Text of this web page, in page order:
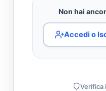
Non hai
Accedi o
Verifica